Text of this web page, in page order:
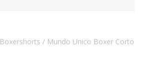
Boxershorts / Mundo Unico Boxer Corto